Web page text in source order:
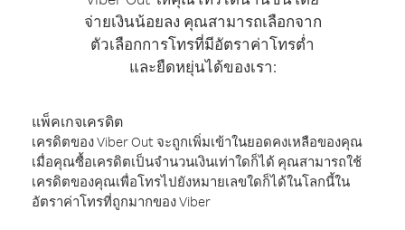
จ่ายเงินน้อยลง คุณสามารถเลือกจาก
ตัวเลือกการโทรที่มีอัตราค่าโทรต่ำ
และยืดหยุ่นได้ของเรา:
แพ็คเกจเครดิต
เครดิตของ Viber Out จะถูกเพิ่มเข้าในยอดคงเหลือของคุณ
เมื่อคุณซื้อเครดิตเป็นจำนวนเงินเท่าใดก็ได้ คุณสามารถใช้
เครดิตของคุณเพื่อโทรไปยังหมายเลขใดก็ได้ในโลกนี้ใน
อัตราค่าโทรที่ถูกมากของ Viber